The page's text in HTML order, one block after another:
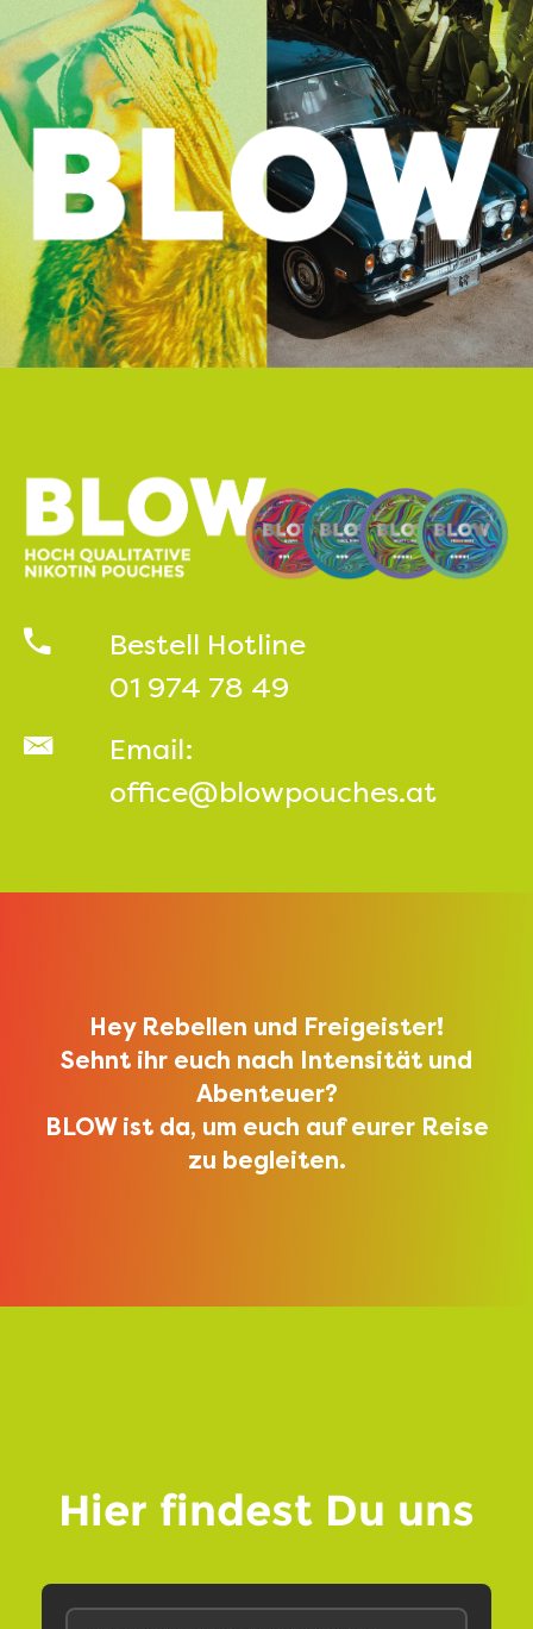
Bestell Hotline
01 974 78 49
Email:
office@blowpouches.at
Hey Rebellen und Freigeister!
Sehnt ihr euch nach Intensität und
Abenteuer?
BLOW ist da, um euch auf eurer Reise
zu begleiten.
Hier findest Du uns